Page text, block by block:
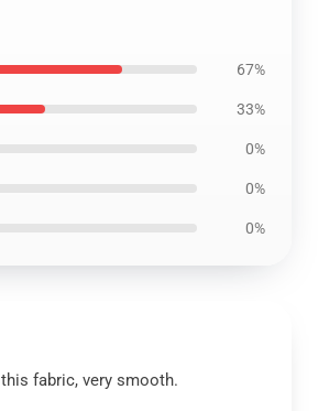
67%
33%
0%
0%
0%
fabric, very smooth.